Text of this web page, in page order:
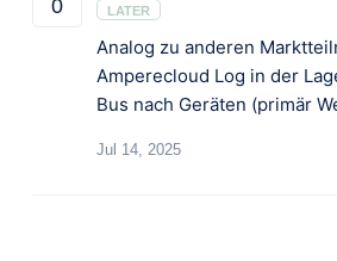
0 LATER
Analog zu anderen
Amperecloud Log in der
Jul 14, 2025